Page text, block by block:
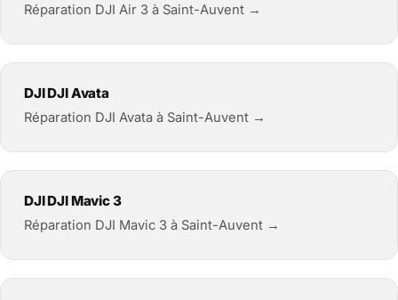
Réparation DJI Air 3 à Saint-Auvent →
DJI DJI Avata
Réparation DJI Avata à Saint-Auvent →
DJI DJI Mavic 3
Réparation DJI Mavic 3 à Saint-Auvent →